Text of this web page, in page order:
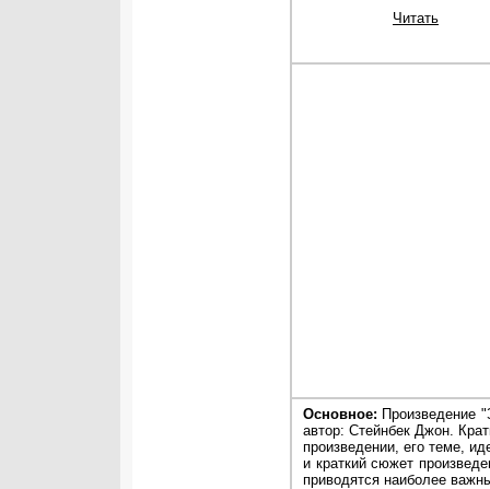
Читать
Основное: Произведение
автор: Стейнбек Джон.
произведении, его теме,
и краткий сюжет
приводятся наиболее